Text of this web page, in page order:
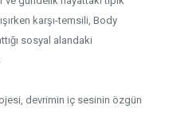
karşı-temsili, Body
sosyal alandaki
devrimin iç sesinin özgün